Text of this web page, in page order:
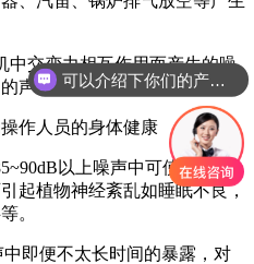
交变力相互作用而产生的噪
声音。
作人员的身体健康
以上噪声中可使工人产
起植物神经紊乱如睡眠不良，
。
即便不太长时间的暴露，对
可以介绍下你们的产品么